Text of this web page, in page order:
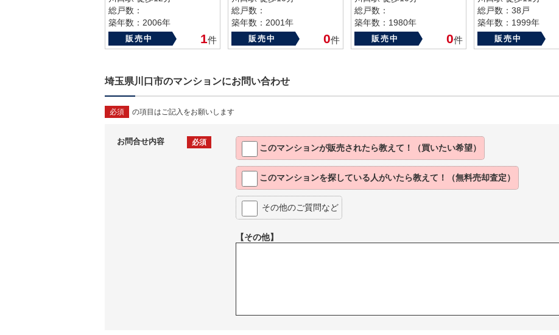
総戸数：
築年数：2006年
販売中 1件
総戸数：
築年数：2001年
販売中 0件
総戸数：
築年数：1980年
販売中 0件
総戸数：38戸
築年数：1999年
販売中
埼玉県川口市のマンションにお問い合わせ
必須 の項目はご記入をお願いします
お問合せ内容 必須
このマンションが販売されたら教えて！（買いたい希望）
このマンションを探している人がいたら教えて！（無料売却査定）
その他のご質問など
【その他】